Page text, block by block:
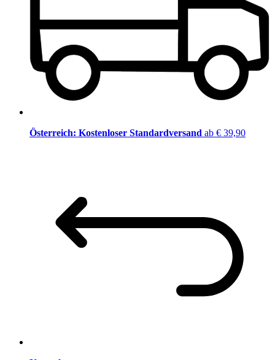
Österreich: Kostenloser Standardversand ab € 39,90